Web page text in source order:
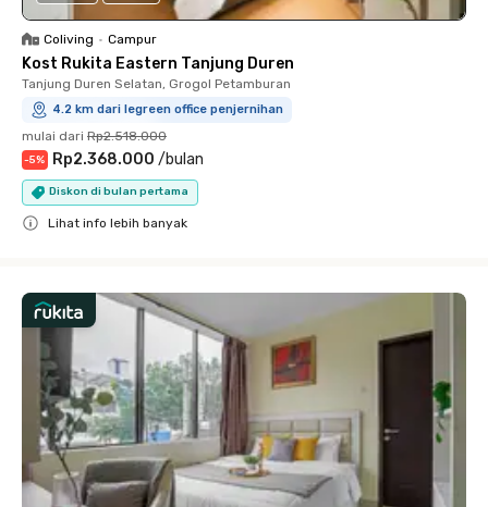
Coliving • Campur
Kost Rukita Eastern Tanjung Duren
Tanjung Duren Selatan, Grogol Petamburan
4.2 km dari legreen office penjernihan
mulai dari Rp2.518.000
-5% Rp2.368.000 /bulan
Diskon di bulan pertama
Lihat info lebih banyak